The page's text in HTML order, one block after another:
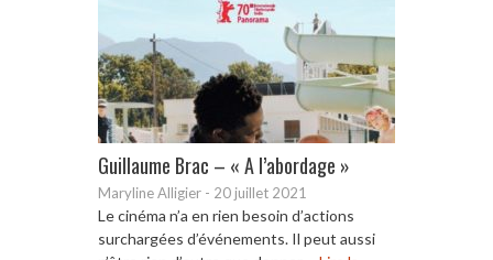
Guillaume Brac – « A l’abordage »
Maryline Alligier - 20 juillet 2021
Le cinéma n’a en rien besoin d’actions
surchargées d’événements. Il peut aussi